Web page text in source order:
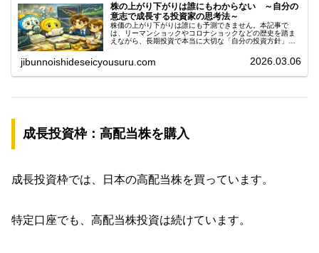
株の上がり下がりは誰にもわからない ～自分の
意志で成長する投資家の思考法～
株価の上がり下がりは誰にも予測できません。本記事で
は、リーマンショックやコロナショックなどの歴史を踏ま
えながら、長期投資で本当に大切な「自分の投資方針」と
の考え方まで、社会人向けにわかりやすくまとめました。
jibunnoishideseicyousuru.com 2026.03.06
成長投資枠：高配当株を購入
成長投資枠では、日本の高配当株を買っています。
特定口座でも、高配当株投資は続けています。